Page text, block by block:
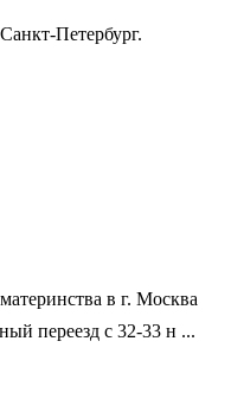
Петербург.
в г. Москва
переезд с 32-33 н ...